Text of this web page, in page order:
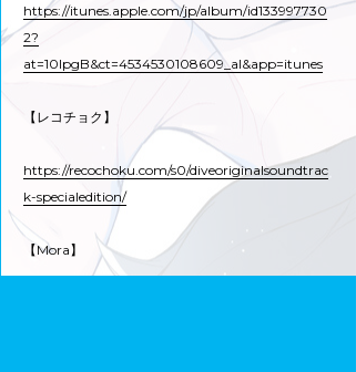
https://itunes.apple.com/jp/album/id133997730
2?
at=10lpgB&ct=4534530108609_al&app=itunes
【レコチョク】
https://recochoku.com/s0/diveoriginalsoundtrac
k-specialedition/
【Mora】